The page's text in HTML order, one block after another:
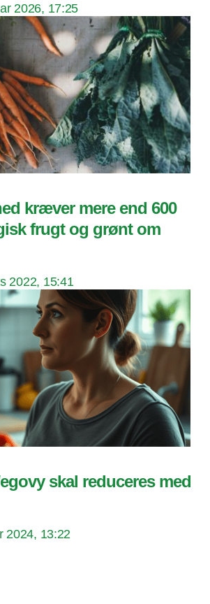
2026, 17:25
kræver mere end 600
frugt og grønt om
2022, 15:41
skal reduceres med
2024, 13:22